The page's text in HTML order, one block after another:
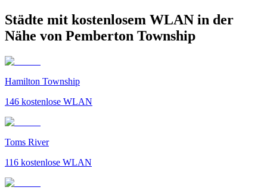
Städte mit kostenlosem WLAN in der
Nähe von Pemberton Township
Hamilton Township
146 kostenlose WLAN
Toms River
116 kostenlose WLAN